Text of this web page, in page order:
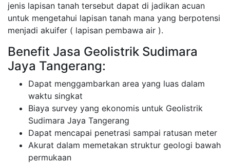
jenis lapisan tanah tersebut dapat di jadikan acuan
untuk mengetahui lapisan tanah mana yang berpotensi
menjadi akuifer ( lapisan pembawa air ).
Benefit Jasa Geolistrik Sudimara
Jaya Tangerang:
Dapat menggambarkan area yang luas dalam
waktu singkat
Biaya survey yang ekonomis untuk Geolistrik
Sudimara Jaya Tangerang
Dapat mencapai penetrasi sampai ratusan meter
Akurat dalam memetakan struktur geologi bawah
permukaan